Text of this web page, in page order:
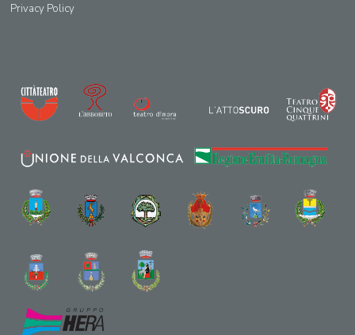
Privacy Policy